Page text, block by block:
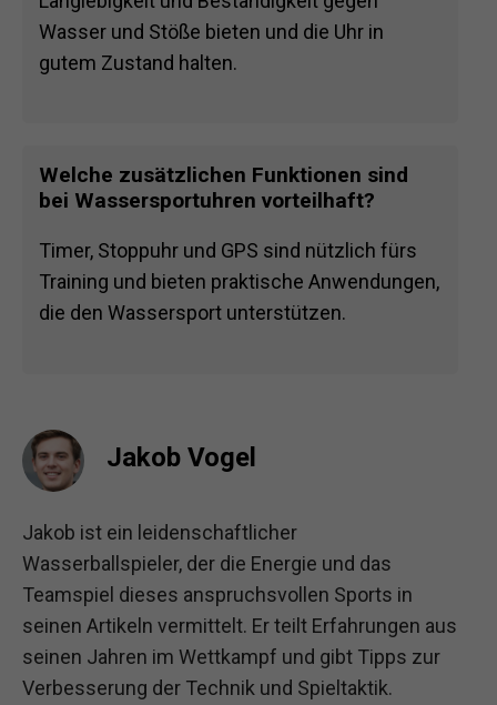
Wasser und Stöße bieten und die Uhr in
gutem Zustand halten.
Welche zusätzlichen Funktionen sind
bei Wassersportuhren vorteilhaft?
Timer, Stoppuhr und GPS sind nützlich fürs
Training und bieten praktische Anwendungen,
die den Wassersport unterstützen.
Jakob Vogel
Jakob ist ein leidenschaftlicher
Wasserballspieler, der die Energie und das
Teamspiel dieses anspruchsvollen Sports in
seinen Artikeln vermittelt. Er teilt Erfahrungen aus
seinen Jahren im Wettkampf und gibt Tipps zur
Verbesserung der Technik und Spieltaktik.